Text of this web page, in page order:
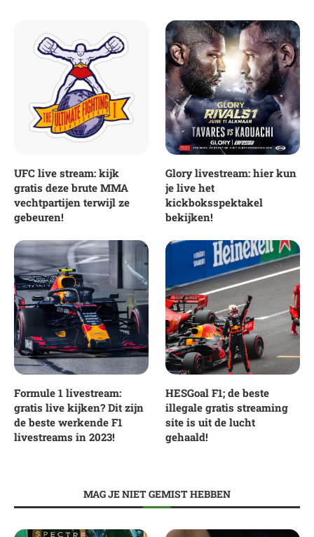
UFC live stream: kijk
gratis deze brute MMA
vechtpartijen terwijl ze
gebeuren!
Glory livestream: hier kun
je live het
kickboksspektakel
bekijken!
Formule 1 livestream:
gratis live kijken? Dit zijn
de beste werkende F1
livestreams in 2023!
HESGoal F1; de beste
illegale gratis streaming
site is uit de lucht
gehaald!
MAG JE NIET GEMIST HEBBEN